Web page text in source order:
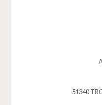
51340